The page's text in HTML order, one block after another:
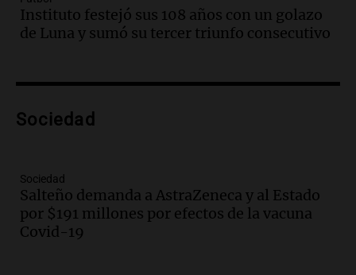
Audio.Borges, abogada de Pourrain:
"Tres hombres se lo llevaron para
hacerle preguntas y nunca regresó"
Episodios
metros del río Suquía y retiraron hasta
Episodios
Audio.La historia de la servilleta que
firmó Jorge Messi para el primer
contrato de Leo con Barcelona
Instituto festejó sus 108 años con un golazo
de Luna y sumó su tercer triunfo consecutivo
Sociedad
Sociedad
Salteño demanda a AstraZeneca y al Estado
por $191 millones por efectos de la vacuna
Covid-19